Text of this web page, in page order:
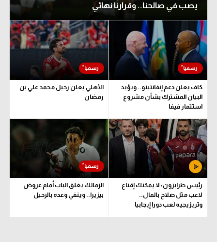
يصب في صالحنا.. وقرارنا نهائي
كاف يعلن دعم إنفانتينو.. ويؤيد
البيان المشترك بشأن مشروع
استثمار فيفا
الأهلي يعلن رحيل محمد علي بن
رمضان
رئيس طرابزون: لا يمكنك إقناع
لاعب مثل صلاح بالمال..
وتريزيجيه لعب دورا إيجابيا
الزمالك يغلق الباب أمام عروض
بيزيرا.. وينفي وعده بالرحيل